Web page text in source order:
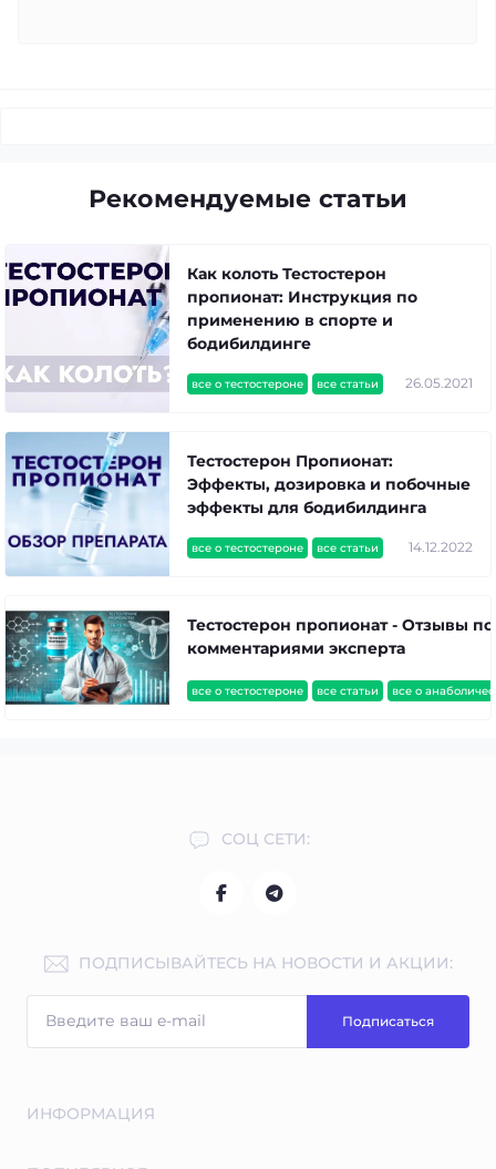
Рекомендуемые статьи
все о тестостероне все статьи 26.05.2021
Как колоть Тестостерон
пропионат: Инструкция по
применению в спорте и
бодибилдинге
все о тестостероне все статьи 14.12.2022
Тестостерон Пропионат:
Эффекты, дозировка и побочные
эффекты для бодибилдинга
все о тестостероне все статьи все о
Тестостерон пропионат - Отзывы
комментариями эксперта
СОЦ СЕТИ:
ПОДПИСЫВАЙТЕСЬ НА НОВОСТИ И АКЦИИ:
Подписаться
ИНФОРМАЦИЯ